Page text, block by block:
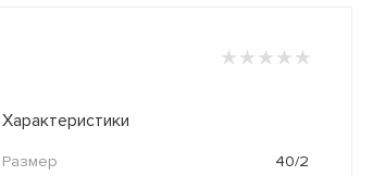
Характеристики
Размер
40/2